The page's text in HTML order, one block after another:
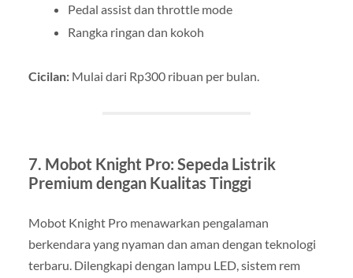
Pedal assist dan throttle mode
Rangka ringan dan kokoh
Cicilan:Mulai dari Rp300 ribuan per bulan.
7. Mobot Knight Pro: Sepeda Listrik
Premium dengan Kualitas Tinggi
Mobot Knight Pro menawarkan pengalaman
berkendara yang nyaman dan aman dengan teknologi
terbaru. Dilengkapi dengan lampu LED, sistem rem